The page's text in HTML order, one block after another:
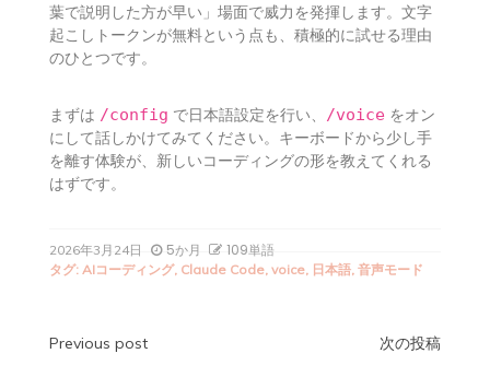
葉で説明した方が早い」場面で威力を発揮します。文字
起こしトークンが無料という点も、積極的に試せる理由
のひとつです。
まずは /config で日本語設定を行い、 /voiceをオン
にして話しかけてみてください。キーボードから少し手
を離す体験が、新しいコーディングの形を教えてくれる
はずです。
2026年3月24日 5か月 109単語
タグ: AIコーディング, Claude Code, voice, 日本語, 音声モード
投
Previous post 次の投稿